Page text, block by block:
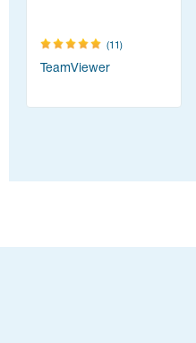
(11)
TeamViewer